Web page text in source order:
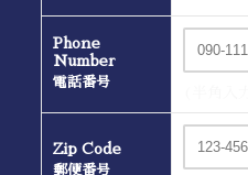
Phone
Number
電話番号
Zip Code
郵便番号